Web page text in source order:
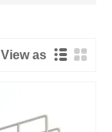
View as